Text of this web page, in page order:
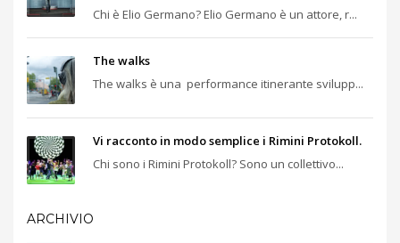
Chi è Elio Germano? Elio Germano è un attore, r...
The walks
The walks è una performance itinerante svilupp...
Vi racconto in modo semplice i Rimini Protokoll.
Chi sono i Rimini Protokoll? Sono un collettivo...
ARCHIVIO